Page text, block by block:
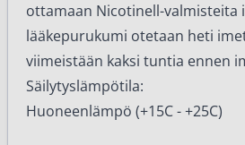
ottamaan Nicotinell-valmisteita
lääkepurukumi otetaan heti
viimeistään kaksi tuntia ennen
Säilytyslämpötila:
Huoneenlämpö (+15C - +25C)